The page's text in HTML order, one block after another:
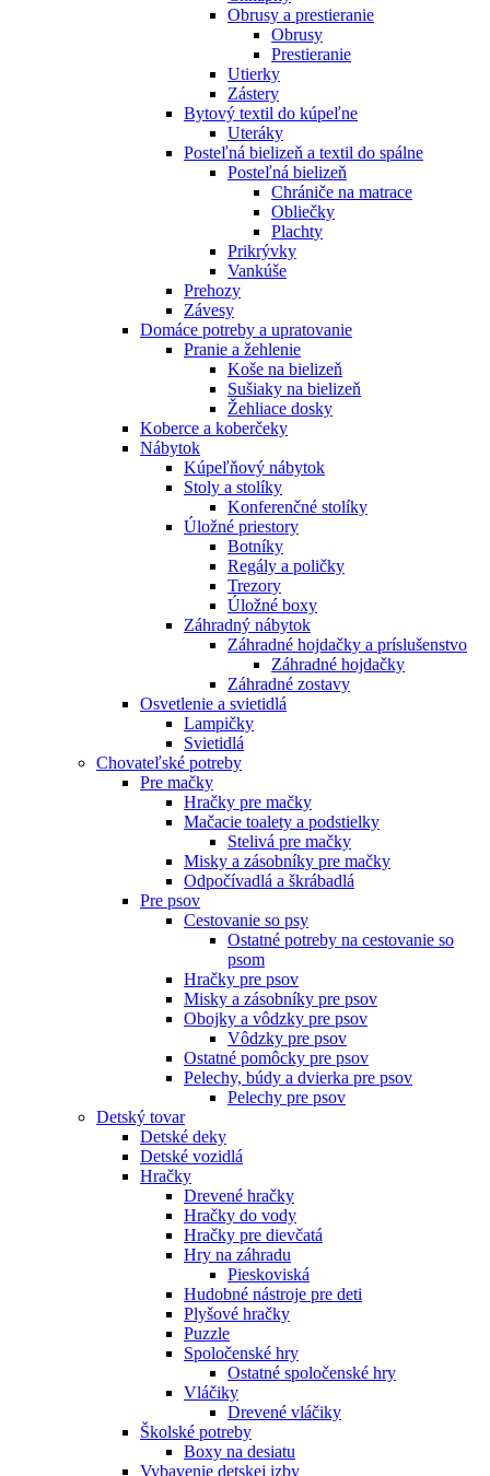
Obrusy a prestieranie
Obrusy
Prestieranie
Utierky
Zástery
Bytový textil do kúpeľne
Uteráky
Posteľná bielizeň a textil do spálne
Posteľná bielizeň
Chrániče na matrace
Obliečky
Plachty
Prikrývky
Vankúše
Prehozy
Závesy
Domáce potreby a upratovanie
Pranie a žehlenie
Koše na bielizeň
Sušiaky na bielizeň
Žehliace dosky
Koberce a koberčeky
Nábytok
Kúpeľňový nábytok
Stoly a stolíky
Konferenčné stolíky
Úložné priestory
Botníky
Regály a poličky
Trezory
Úložné boxy
Záhradný nábytok
Záhradné hojdačky a príslušenstvo
Záhradné hojdačky
Záhradné zostavy
Osvetlenie a svietidlá
Lampičky
Svietidlá
Chovateľské potreby
Pre mačky
Hračky pre mačky
Mačacie toalety a podstielky
Stelivá pre mačky
Misky a zásobníky pre mačky
Odpočívadlá a škrábadlá
Pre psov
Cestovanie so psy
Ostatné potreby na cestovanie so
psom
Hračky pre psov
Misky a zásobníky pre psov
Obojky a vôdzky pre psov
Vôdzky pre psov
Ostatné pomôcky pre psov
Pelechy, búdy a dvierka pre psov
Pelechy pre psov
Detský tovar
Detské deky
Detské vozidlá
Hračky
Drevené hračky
Hračky do vody
Hračky pre dievčatá
Hry na záhradu
Pieskoviská
Hudobné nástroje pre deti
Plyšové hračky
Puzzle
Spoločenské hry
Ostatné spoločenské hry
Vláčiky
Drevené vláčiky
Školské potreby
Boxy na desiatu
Vybavenie detskej izby